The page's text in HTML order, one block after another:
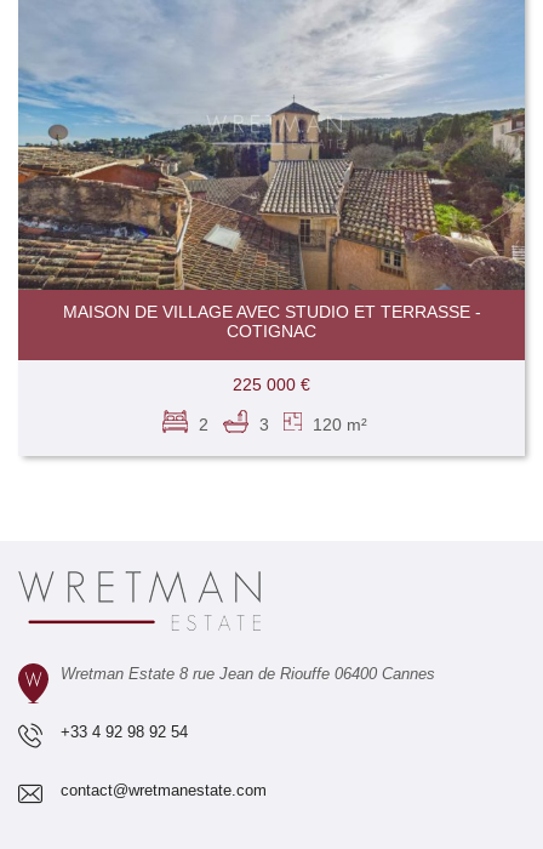
MAISON DE VILLAGE AVEC STUDIO ET TERRASSE -
COTIGNAC
225 000 €
2 3 120 m²
Wretman Estate 8 rue Jean de Riouffe 06400 Cannes
+33 4 92 98 92 54
contact@wretmanestate.com